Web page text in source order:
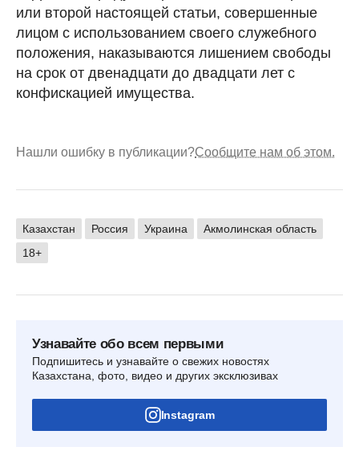
или второй настоящей статьи, совершенные
лицом с использованием своего служебного
положения, наказываются лишением свободы
на срок от двенадцати до двадцати лет с
конфискацией имущества.
Нашли ошибку в публикации?Сообщите нам об этом.
Казахстан Россия Украина
Акмолинская область
18+
Узнавайте обо всем первыми
Подпишитесь и узнавайте о свежих новостях
Казахстана, фото, видео и других эксклюзивах
Instagram